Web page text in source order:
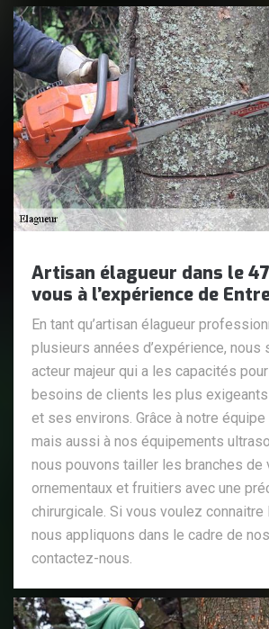
Artisan élagueur dans le
vous à l’expérience de
En tant qu’artisan élagueur
plusieurs années d’expérience, nous
acteur majeur qui a les capacités
besoins de clients les plus
et ses environs. Grâce à notre équipe
mais aussi à nos équipements
nous pouvons tailler les branches de
ornementaux et fruitiers avec une
chirurgicale. Si vous voulez
nous appliquons dans le cadre de
contactez-nous.